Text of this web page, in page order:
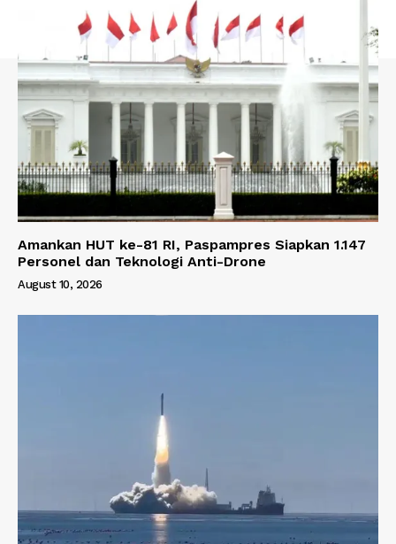
Amankan HUT ke-81 RI, Paspampres Siapkan 1.147
Personel dan Teknologi Anti-Drone
August 10, 2026